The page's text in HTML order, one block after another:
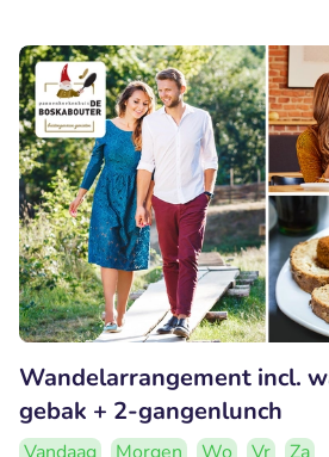
Wandelarrangement incl.
gebak + 2-gangenlunch